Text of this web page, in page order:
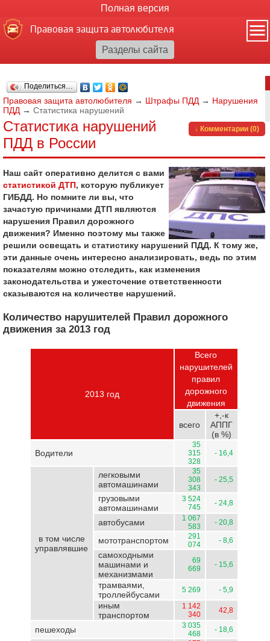
Полная версия
Правовая защита автолюбителя
Поделиться…
Правовая защита автолюбителя → Штрафы ПДД → Нарушения
ПДД → Статистика нарушений
↓ Комментарии (0)
Статистика нарушений
ПДД в России
Наш сайт оперативно делится с вами
статистикой ДТП, которую публикует
ГИБДД. Но помните ли вы, что
зачастую причинами ДТП являются
нарушения Правил дорожного
движения? Именно поэтому мы также
решили освещать и статистику нарушений ПДД. К тому же,
эти данные очень интересно анализировать, ведь по этим
показателям можно отследить, как изменения
законодательства и ужесточение ответственности
сказываются на количестве нарушений.
Количество нарушителей Правил дорожного
движения за 2013 год
2013 год
Всего
нарушителей
правил
дорожного
движения
всего
+,-к
АППГ
(в %)
Водители
35
315
328
- 16,4
в том числе
управлявшие
легковыми
автомашинами
35
308
343
- 25,5
грузовыми
автомашинами
3 524
745
- 24,8
автобусами
1 067
583
- 20,8
мототранспортом
291
074
- 8,6
самоходными
машинами и
механизмами
69
669
- 15,6
трамваями,
троллейбусами
5 269 - 5,9
иным
транспортом
1 142
340
42,8
пешеходы
3 035
468
- 18,6